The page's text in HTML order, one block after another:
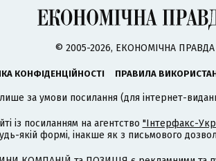
© 2005-2026, ЕКОНОМІЧНА ПРАВДА
КОНФІДЕНЦІЙНОСТІ ПРАВИЛА
за умови посилання (для інтернет-
із посиланням на агентство "Інтерфакс-
якій формі, інакше як з письмового